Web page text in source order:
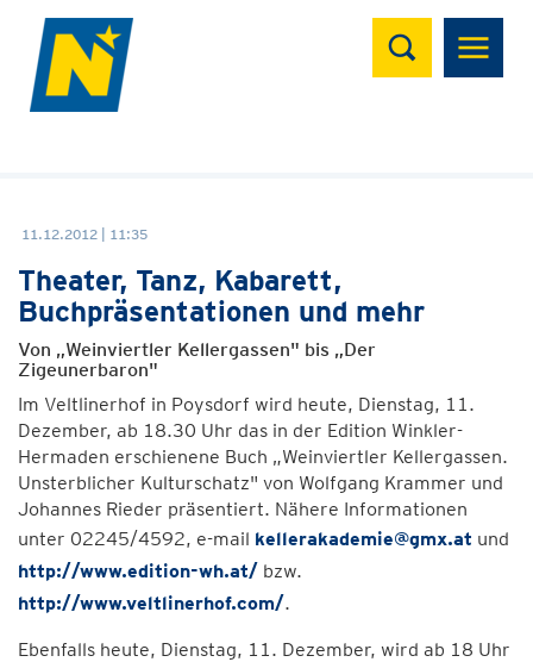
Suchen
11.12.2012 | 11:35
Theater, Tanz, Kabarett,
Buchpräsentationen und mehr
Von „Weinviertler Kellergassen" bis „Der
Zigeunerbaron"
Im Veltlinerhof in Poysdorf wird heute, Dienstag, 11.
Dezember, ab 18.30 Uhr das in der Edition Winkler-
Hermaden erschienene Buch „Weinviertler Kellergassen.
Unsterblicher Kulturschatz" von Wolfgang Krammer und
Johannes Rieder präsentiert. Nähere Informationen
unter 02245/4592, e-mail kellerakademie@gmx.at und
http://www.edition-wh.at/ bzw.
http://www.veltlinerhof.com/.
Ebenfalls heute, Dienstag, 11. Dezember, wird ab 18 Uhr